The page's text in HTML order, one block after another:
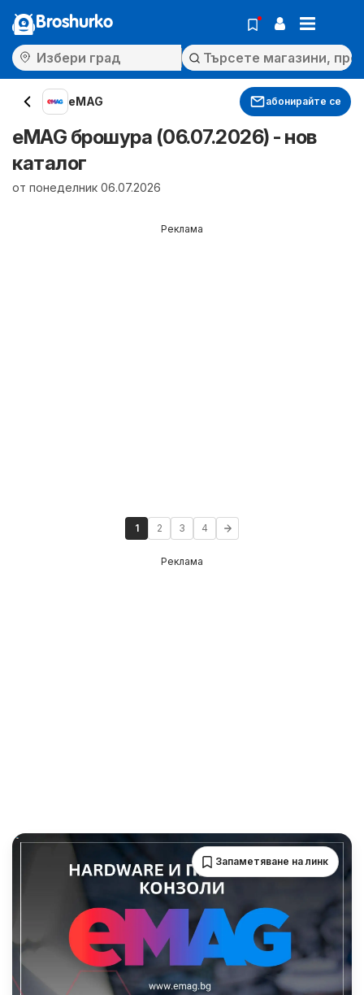
Broshurko
eMAG абонирайте се
eMAG брошура (06.07.2026) - нов
каталог
от понеделник 06.07.2026
Реклама
1 2 3 4
Реклама
Запаметяване на линк